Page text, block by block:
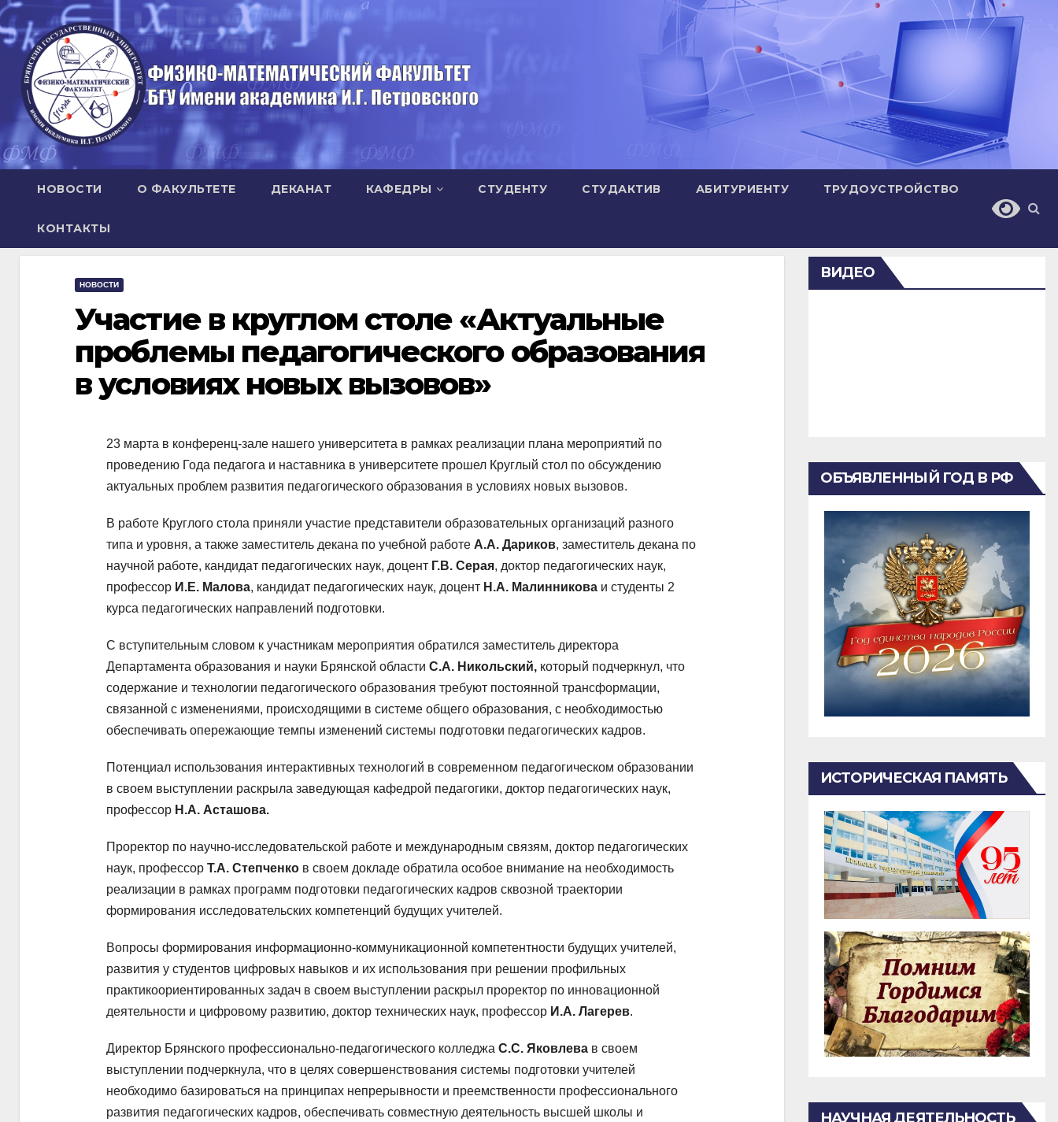
Перейти
к
содержимому
НОВОСТИ О ФАКУЛЬТЕТЕ ДЕКАНАТ КАФЕДРЫ СТУДЕНТУ СТУДАКТИВ АБИТУРИЕНТУ ТРУДОУСТРОЙСТВО
КОНТАКТЫ
НОВОСТИ
Участие в круглом столе «Актуальные
проблемы педагогического образования
в условиях новых вызовов»
23 марта в конференц-зале нашего университета в рамках реализации плана мероприятий по
проведению Года педагога и наставника в университете прошел Круглый стол по обсуждению
актуальных проблем развития педагогического образования в условиях новых вызовов.
В работе Круглого стола приняли участие представители образовательных организаций разного
типа и уровня, а также заместитель декана по учебной работе А.А. Дариков, заместитель декана по
научной работе, кандидат педагогических наук, доцент Г.В. Серая, доктор педагогических наук,
профессор И.Е. Малова, кандидат педагогических наук, доцент Н.А. Малинникова и студенты 2
курса педагогических направлений подготовки.
С вступительным словом к участникам мероприятия обратился заместитель директора
Департамента образования и науки Брянской области С.А. Никольский, который подчеркнул, что
содержание и технологии педагогического образования требуют постоянной трансформации,
связанной с изменениями, происходящими в системе общего образования, с необходимостью
обеспечивать опережающие темпы изменений системы подготовки педагогических кадров.
Потенциал использования интерактивных технологий в современном педагогическом образовании
в своем выступлении раскрыла заведующая кафедрой педагогики, доктор педагогических наук,
профессор Н.А. Асташова.
Проректор по научно-исследовательской работе и международным связям, доктор педагогических
наук, профессор Т.А. Степченко в своем докладе обратила особое внимание на необходимость
реализации в рамках программ подготовки педагогических кадров сквозной траектории
формирования исследовательских компетенций будущих учителей.
Вопросы формирования информационно-коммуникационной компетентности будущих учителей,
развития у студентов цифровых навыков и их использования при решении профильных
практикоориентированных задач в своем выступлении раскрыл проректор по инновационной
деятельности и цифровому развитию, доктор технических наук, профессор И.А. Лагерев.
Директор Брянского профессионально-педагогического колледжа С.С. Яковлева в своем
выступлении подчеркнула, что в целях совершенствования системы подготовки учителей
необходимо базироваться на принципах непрерывности и преемственности профессионального
развития педагогических кадров, обеспечивать совместную деятельность высшей школы и
ВИДЕО
ОБЪЯВЛЕННЫЙ ГОД В РФ
ИСТОРИЧЕСКАЯ ПАМЯТЬ
НАУЧНАЯ ДЕЯТЕЛЬНОСТЬ